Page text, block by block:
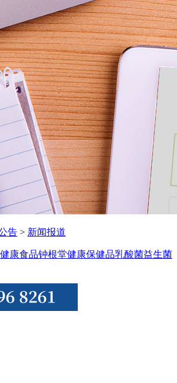
告 > 新闻报道
健康食品钟根堂健康保健品乳酸菌益生菌